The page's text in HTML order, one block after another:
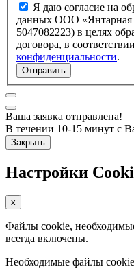
Я даю согласие на
данных ООО
5047082223) в целях обработки запроса и заключение
договора, в
конфиденциальности.
Отправить
Ваша заявка отправлена!
В течении 10-15 минут с
Закрыть
Настройки
x
Файлы cookie,
всегда включены.
Необходимые файлы cookie